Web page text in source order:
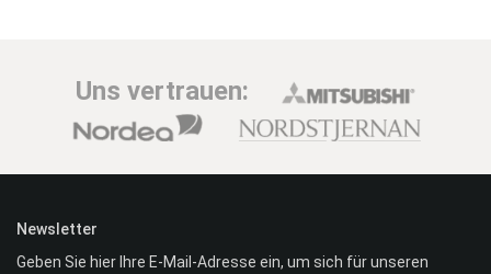
Uns vertrauen:
Newsletter
Geben Sie hier Ihre E-Mail-Adresse ein, um sich für unseren